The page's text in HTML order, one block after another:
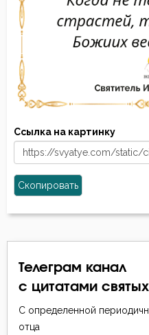
Ссылка на картинку
Скопировать
Телеграм канал
с цитатами святых
С определенной
отца